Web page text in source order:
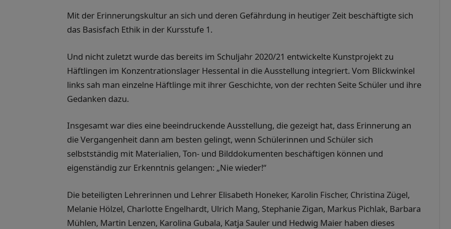
Mit der Erinnerungskultur an sich und deren Gefährdung in heutiger Zeit beschäftigte sich
das Basisfach Ethik in der Kursstufe 1.
Und nicht zuletzt wurde das bereits im Schuljahr 2020/21 entwickelte Kunstprojekt zu
Häftlingen im Konzentrationslager Hessental in die Ausstellung integriert. Vom Blickwinkel
links sah man einzelne Häftlinge mit ihrer Geschichte, von der rechten Seite Schüler und ihre
Gedanken dazu.
Insgesamt war dies eine beeindruckende Ausstellung, die gezeigt hat, dass Erinnerung an
die Vergangenheit dann am besten gelingt, wenn Schülerinnen und Schüler sich
selbstständig mit Materialien, Ton- und Bilddokumenten beschäftigen können und
eigenständig zur Erkenntnis gelangen: „Nie wieder!“
Die beteiligten Lehrerinnen und Lehrer Elisabeth Honeker, Karolin Fischer, Christina Zügel,
Melanie Hölzel, Charlotte Engelhardt, Ulrich Mang, Stephanie Zigan, Markus Pichlak, Barbara
Mühlen, Martin Lenzen, Karolina Gubala, Katja Sauler und Hedwig Maier haben dieses